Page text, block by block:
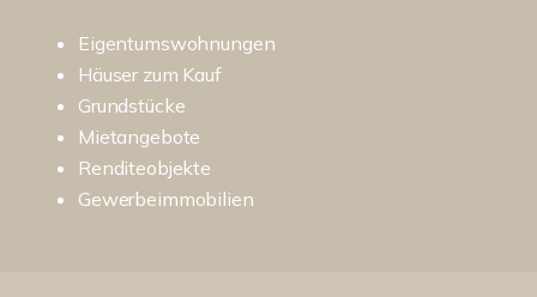
Eigentumswohnungen
Häuser zum Kauf
Grundstücke
Mietangebote
Renditeobjekte
Gewerbeimmobilien